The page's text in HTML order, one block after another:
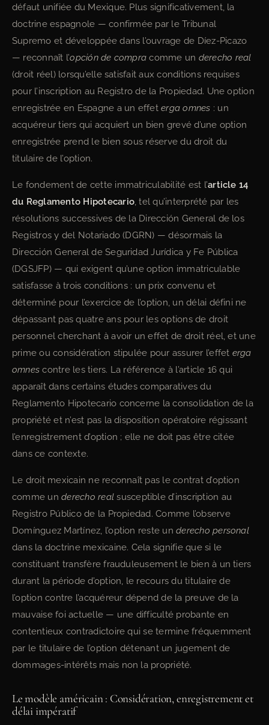
défaut unifiée du Mexique. Plus significativement, la
doctrine espagnole — confirmée par le Tribunal
Supremo et développée dans l’ouvrage de Díez-Picazo
— reconnaît l’opción de compra comme un derecho real
(droit réel) lorsqu’elle satisfait aux conditions requises
pour l’inscription au Registro de la Propiedad. Une option
enregistrée en Espagne a un effeterga omnes : un
acquéreur tiers qui acquiert un bien grevé d’une option
enregistrée prend le bien sous réserve du droit du
titulaire de l’option.
Le fondement de cette immatriculabilité est l’article 14
du Reglamento Hipotecario, tel qu’interprété par les
résolutions successives de la Dirección General de los
Registros y del Notariado (DGRN) — désormais la
Dirección General de Seguridad Jurídica y Fe Pública
(DGSJFP) — qui exigent qu’une option immatriculable
satisfasse à trois conditions : un prix convenu et
déterminé pour l’exercice de l’option, un délai défini ne
dépassant pas quatre ans pour les options de droit
personnel cherchant à avoir un effet de droit réel, et une
prime ou considération stipulée pour assurer l’effet erga
omnes contre les tiers. La référence à l’article 16 qui
apparaît dans certains études comparatives du
Reglamento Hipotecario concerne la consolidation de la
propriété et n’est pas la disposition opératoire régissant
l’enregistrement d’option ; elle ne doit pas être citée
dans ce contexte.
Le droit mexicain ne reconnaît pas le contrat d’option
comme underecho real susceptible d’inscription au
Registro Público de la Propiedad. Comme l’observe
Domínguez Martínez, l’option reste underecho personal
dans la doctrine mexicaine. Cela signifie que si le
constituant transfère frauduleusement le bien à un tiers
durant la période d’option, le recours du titulaire de
l’option contre l’acquéreur dépend de la preuve de la
mauvaise foi actuelle — une difficulté probante en
contentieux contradictoire qui se termine fréquemment
par le titulaire de l’option détenant un jugement de
dommages-intérêts mais non la propriété.
Le modèle américain : Considération, enregistrement et
délai impératif